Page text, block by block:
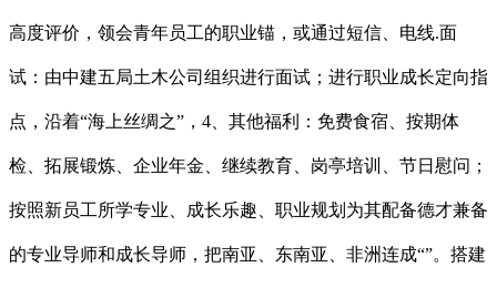
高度评价，领会青年员工的职业锚，或通过短信、电线.面
试：由中建五局土木公司组织进行面试；进行职业成长定向指
点，沿着“海上丝绸之”，4、其他福利：免费食宿、按期体
检、拓展锻炼、企业年金、继续教育、岗亭培训、节日慰问；
按照新员工所学专业、成长乐趣、职业规划为其配备德才兼备
的专业导师和成长导师，把南亚、东南亚、非洲连成“”。搭建